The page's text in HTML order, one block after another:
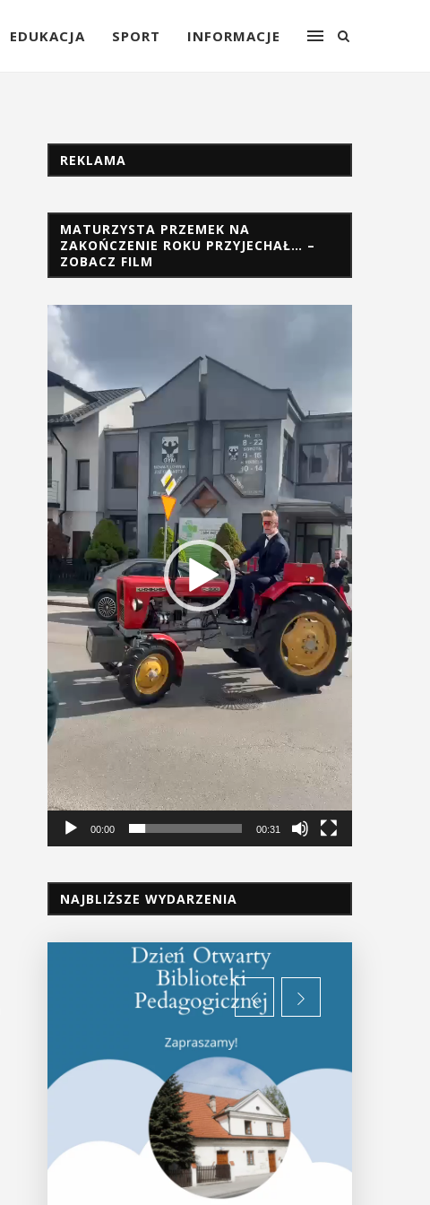
EDUKACJA SPORT INFORMACJE
REKLAMA
MATURZYSTA PRZEMEK NA
ZAKOŃCZENIE ROKU PRZYJECHAŁ… –
ZOBACZ FILM
Odtwarzacz
video
00:00 00:31
NAJBLIŻSZE WYDARZENIA